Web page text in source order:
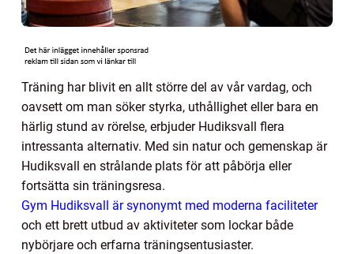
Träning har blivit en allt större del av vår vardag, och
oavsett om man söker styrka, uthållighet eller bara en
härlig stund av rörelse, erbjuder Hudiksvall flera
intressanta alternativ. Med sin natur och gemenskap är
Hudiksvall en strålande plats för att påbörja eller
fortsätta sin träningsresa.
Gym Hudiksvall är synonymt med moderna faciliteter
och ett brett utbud av aktiviteter som lockar både
nybörjare och erfarna träningsentusiaster.